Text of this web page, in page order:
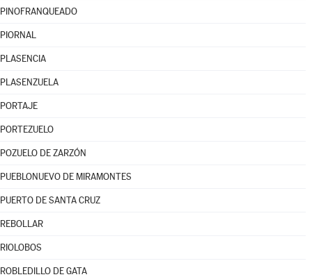
PINOFRANQUEADO
PIORNAL
PLASENCIA
PLASENZUELA
PORTAJE
PORTEZUELO
POZUELO DE ZARZÓN
PUEBLONUEVO DE MIRAMONTES
PUERTO DE SANTA CRUZ
REBOLLAR
RIOLOBOS
ROBLEDILLO DE GATA